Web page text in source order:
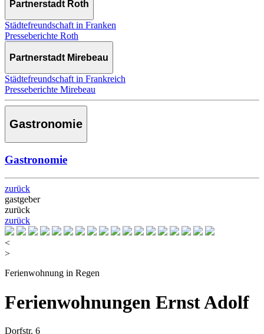
Partnerstadt Roth
Städtefreundschaft in Franken
Presseberichte Roth
Partnerstadt Mirebeau
Städtefreundschaft in Frankreich
Presseberichte Mirebeau
Gastronomie
Gastronomie
zurück
gastgeber
zurück
zurück
<
>
Ferienwohnung in Regen
Ferienwohnungen Ernst Adolf
Dorfstr. 6